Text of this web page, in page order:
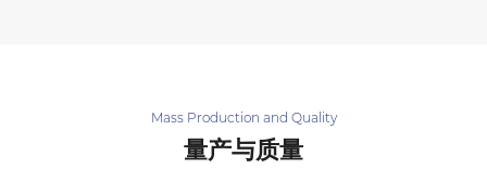
Mass Production and Quality
量产与质量